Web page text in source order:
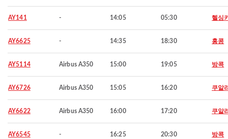
AY141 - 14:05 05:30 헬싱
AY6625 - 14:35 18:30 홍콩
AY5114 Airbus A350 15:00 19:05 방콕
AY6726 Airbus A350 15:05 16:20 쿠알
AY6622 Airbus A350 16:00 17:20 쿠알
AY6545 - 16:25 20:30 방콕